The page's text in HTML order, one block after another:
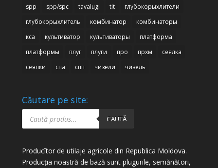
spp
spp/spc tavalugi tit
глубокорыхлители
глубокорыхлитель
комбинатор
комбинаторы
кса
культиватор культиваторы
платформа
платформы
плуг плуги про прхм
сеялка
сеялки
спа спп чизели чизель
Căutare pe site:
Products
search CAUTĂ
Producîtor de utilaje agricole din Republica Moldova.
Producția noastră de bază sunt plugurile, semănători,